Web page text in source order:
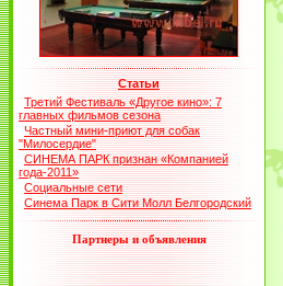
Статьи
Третий Фестиваль «Другое кино»: 7
главных фильмов сезона
Частный мини-приют для собак
"Милосердие"
СИНЕМА ПАРК признан «Компанией
года-2011»
Социальные сети
Синема Парк в Сити Молл Белгородский
Партнеры и объявления